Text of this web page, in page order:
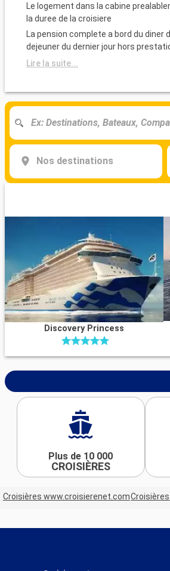
Le logement dans la cabine
la duree de la croisiere
La pension complete a bord du diner
dejeuner du dernier jour hors
Lire la suite...
Nos destinations
Discovery Princess
Plus de 10 000
CROISIÈRES
Croisières www.croisierenet.com